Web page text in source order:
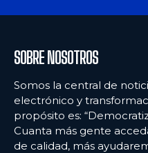
SOBRE NOSOTROS
Somos la central de
electrónico y
propósito es:
Cuanta más gente
de calidad, más